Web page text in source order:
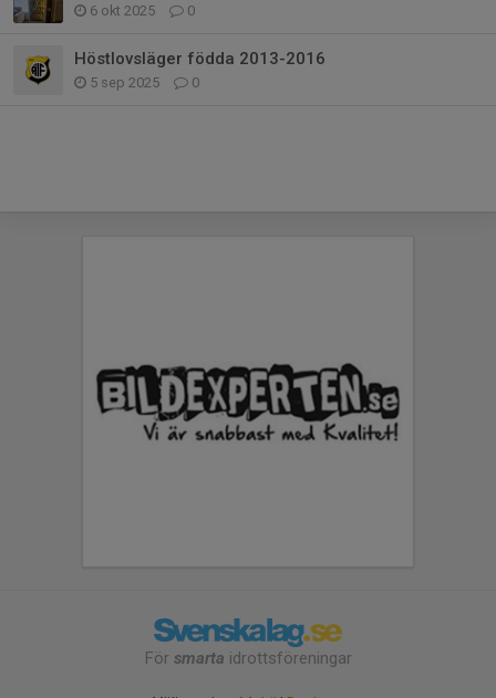
6 okt 2025 0
Höstlovsläger födda 2013-2016
5 sep 2025 0
För smarta idrottsföreningar